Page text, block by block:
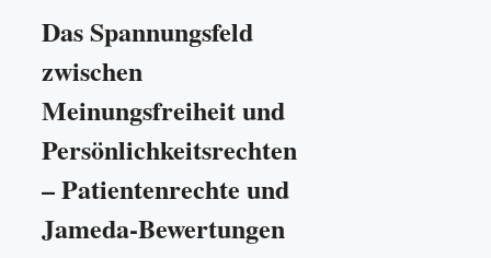
Das Spannungsfeld
zwischen
Meinungsfreiheit und
Persönlichkeitsrechten
– Patientenrechte und
Jameda-Bewertungen